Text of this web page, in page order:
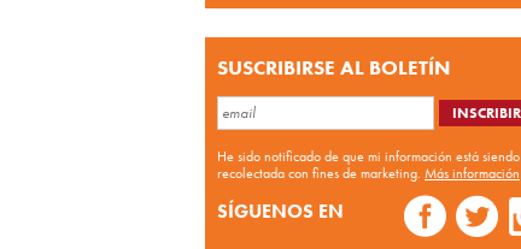
SUSCRIBIRSE AL BOLETÍN
He sido notificado de que mi información está siendo
recolectada con fines de marketing. Más información
SÍGUENOS EN